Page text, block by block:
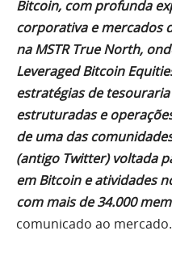
Bitcoin, com profunda
corporativa e mercados
na MSTR True North,
Leveraged Bitcoin
estratégias de
estruturadas e
de uma das
(antigo Twitter) voltada
em Bitcoin e atividades
com mais de 34.000
comunicado ao mercado.